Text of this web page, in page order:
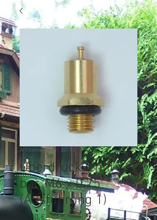
Artikelnummer: 30113
Überdruckventil 3
bar, M6 x 0.75
(Ausführung 1)
15,00 €Preis